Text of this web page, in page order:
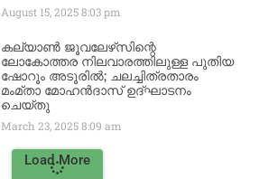
August 15, 20258:03 pm
കല്യാൺ ജൂവലേഴ്‌സിന്റെ
ലോകോത്തര നിലവാരത്തിലുള്ള പുതിയ
ഷോറൂം അടൂരിൽ; ചലച്ചിത്രതാരം
മംമ്താ മോഹൻദാസ് ഉദ്ഘാടനം
ചെയ്‌തു
March 23, 20258:09 am
Load More